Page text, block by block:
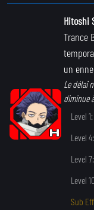
Hitoshi
Trance
un
Le délai
diminue
Level
Level
Level
Level
Sub